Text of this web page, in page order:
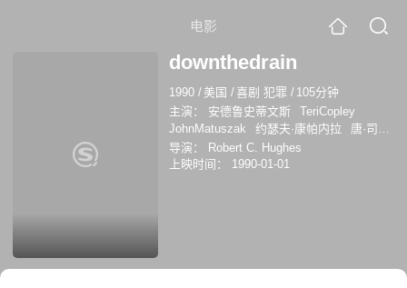
电影
downthedrain
1990 / 美国 /喜剧 犯罪 / 105分钟
主演：
安德鲁史蒂文斯
TeriCopley
JohnMatuszak
约瑟夫·康帕内拉
唐·司徒
奥德
斯黛拉·斯蒂文斯
安德鲁 史蒂文斯
Teri Copley
John Matuszak
导演：
Robert C. Hughes
上映时间：
1990-01-01